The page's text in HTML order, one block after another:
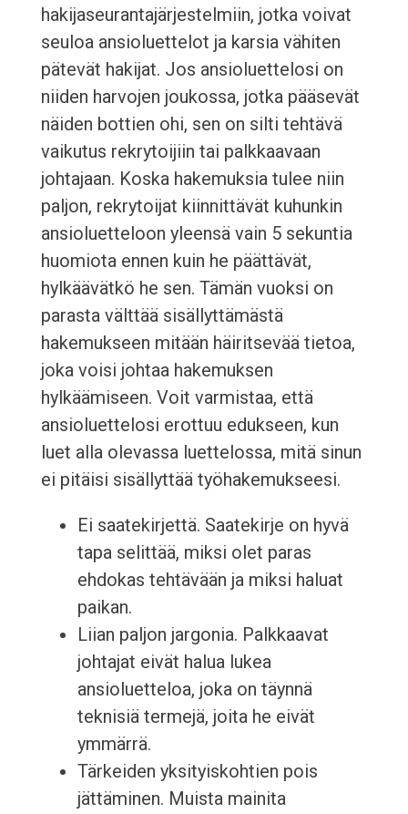
hakijaseurantajärjestelmiin, jotka voivat
seuloa ansioluettelot ja karsia vähiten
pätevät hakijat. Jos ansioluettelosi on
niiden harvojen joukossa, jotka pääsevät
näiden bottien ohi, sen on silti tehtävä
vaikutus rekrytoijiin tai palkkaavaan
johtajaan. Koska hakemuksia tulee niin
paljon, rekrytoijat kiinnittävät kuhunkin
ansioluetteloon yleensä vain 5 sekuntia
huomiota ennen kuin he päättävät,
hylkäävätkö he sen. Tämän vuoksi on
parasta välttää sisällyttämästä
hakemukseen mitään häiritsevää tietoa,
joka voisi johtaa hakemuksen
hylkäämiseen. Voit varmistaa, että
ansioluettelosi erottuu edukseen, kun
luet alla olevassa luettelossa, mitä sinun
ei pitäisi sisällyttää työhakemukseesi.
Ei saatekirjettä. Saatekirje on hyvä
tapa selittää, miksi olet paras
ehdokas tehtävään ja miksi haluat
paikan.
Liian paljon jargonia. Palkkaavat
johtajat eivät halua lukea
ansioluetteloa, joka on täynnä
teknisiä termejä, joita he eivät
ymmärrä.
Tärkeiden yksityiskohtien pois
jättäminen. Muista mainita